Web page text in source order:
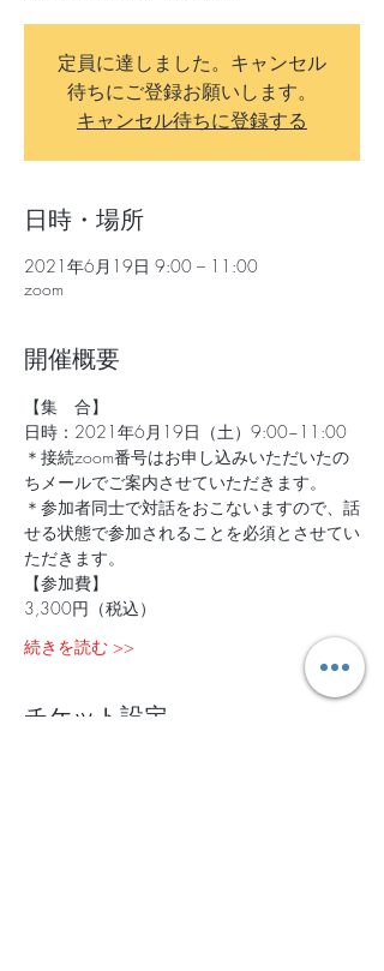
定員に達しました。キャンセル
待ちにご登録お願いします。
キャンセル待ちに登録する
日時・場所
2021年6月19日 9:00 – 11:00
zoom
開催概要
【集　合】
日時：2021年6月19日（土）9:00~11:00
＊接続zoom番号はお申し込みいただいたの
ちメールでご案内させていただきます。
＊参加者同士で対話をおこないますので、話
せる状態で参加されることを必須とさせてい
ただきます。
【参加費】
3,300円（税込）
続きを読む >>
チケット設定